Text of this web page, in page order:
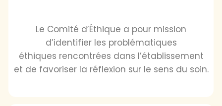
Le Comité d’Éthique a pour mission
d’identifier les problématiques
éthiques rencontrées dans l’établissement
et de favoriser la réflexion sur le sens du soin.